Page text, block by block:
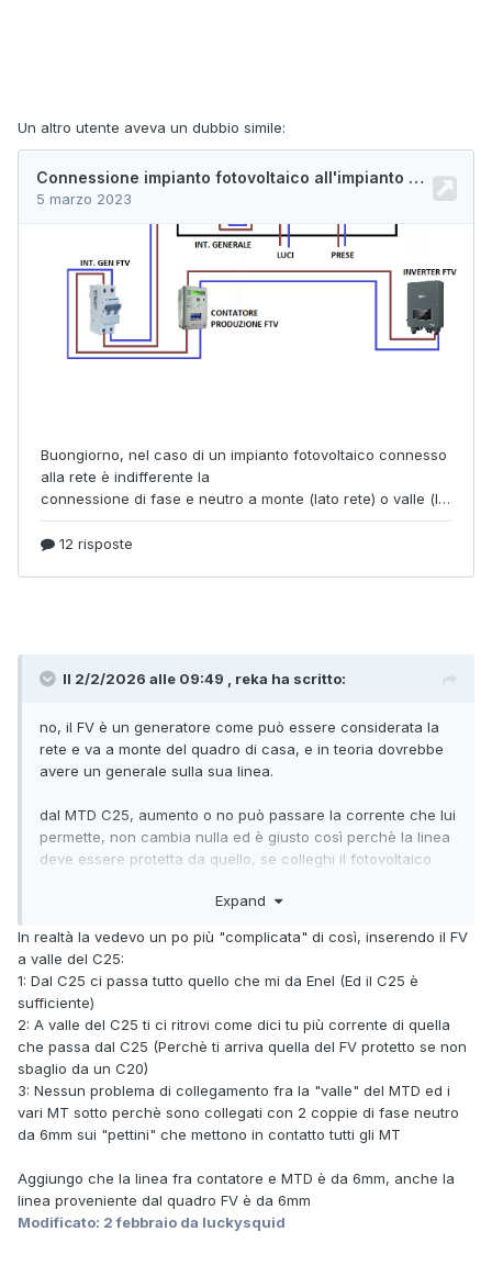
Un altro utente aveva un dubbio simile:
Il 2/2/2026 alle 09:49 , reka ha scritto:
no, il FV è un generatore come può essere considerata la
rete e va a monte del quadro di casa, e in teoria dovrebbe
avere un generale sulla sua linea.
dal MTD C25, aumento o no può passare la corrente che lui
permette, non cambia nulla ed è giusto così perchè la linea
deve essere protetta da quello, se colleghi il fotovoltaico
se vuoi aumentare la corrente che può circolare nel quadro
lo devi cambiare con un C32 aumentando la sezione dei
cavi che si distribuiscono ai vari MT se serve
Expand
In realtà la vedevo un po più "complicata" di così, inserendo il FV
a valle del C25:
1: Dal C25 ci passa tutto quello che mi da Enel (Ed il C25 è
sufficiente)
2: A valle del C25 ti ci ritrovi come dici tu più corrente di quella
che passa dal C25 (Perchè ti arriva quella del FV protetto se non
sbaglio da un C20)
3: Nessun problema di collegamento fra la "valle" del MTD ed i
vari MT sotto perchè sono collegati con 2 coppie di fase neutro
da 6mm sui "pettini" che mettono in contatto tutti gli MT
Aggiungo che la linea fra contatore e MTD è da 6mm, anche la
linea proveniente dal quadro FV è da 6mm
Modificato: 2 febbraio da luckysquid